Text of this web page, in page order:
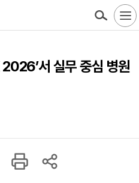
서 실무 중심 병원